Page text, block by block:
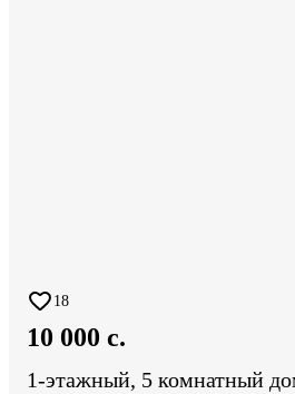
18
10 000 c.
1-этажный, 5 комнатный